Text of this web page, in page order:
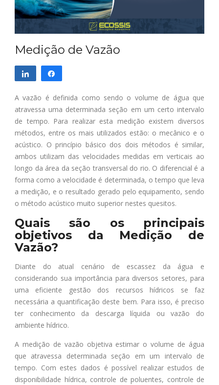
Medição de Vazão
Compartilhar
A vazão é definida como sendo o volume de água que
atravessa uma determinada seção em um certo intervalo
de tempo. Para realizar esta medição existem diversos
métodos, entre os mais utilizados estão: o mecânico e o
acústico. O princípio básico dos dois métodos é similar,
ambos utilizam das velocidades medidas em verticais ao
longo da área da seção transversal do rio. O diferencial é a
forma como a velocidade é determinada, o tempo que leva
a medição, e o resultado gerado pelo equipamento, sendo
o método acústico muito superior nestes quesitos.
Quais são os principais
objetivos da Medição de
Vazão?
Diante do atual cenário de escassez da água e
considerando sua importância para diversos setores, para
uma eficiente gestão dos recursos hídricos se faz
necessária a quantificação deste bem. Para isso, é preciso
ter conhecimento da descarga líquida ou vazão do
ambiente hídrico.
A medição de vazão objetiva estimar o volume de água
que atravessa determinada seção em um intervalo de
tempo. Com estes dados é possível realizar estudos de
disponibilidade hídrica, controle de poluentes, controle de